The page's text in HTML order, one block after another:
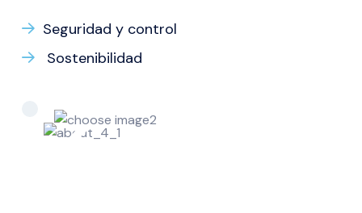
Seguridad y control
Sostenibilidad